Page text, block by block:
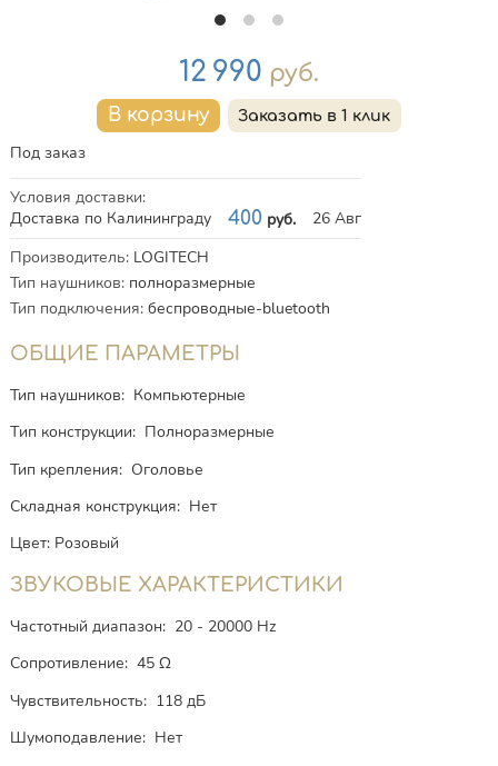
Цена
12 990 руб.
Под заказ
Условия доставки:
Доставка по Калининграду
400 руб.
26 Авг
Характеристики
Производитель: LOGITECH
Тип наушников: полноразмерные
Тип подключения: беспроводные-bluetooth
ОБЩИЕ ПАРАМЕТРЫ
Тип наушников: Компьютерные
Tип конструкции: Полноразмерные
Тип крепления: Оголовье
Складная конструкция: Нет
Цвет: Розовый
ЗВУКОВЫЕ ХАРАКТЕРИСТИКИ
Частотный диапазон: 20 - 20000 Hz
Сопротивление: 45 Ω
Чувствительность: 118 дБ
Шумоподавление: Нет